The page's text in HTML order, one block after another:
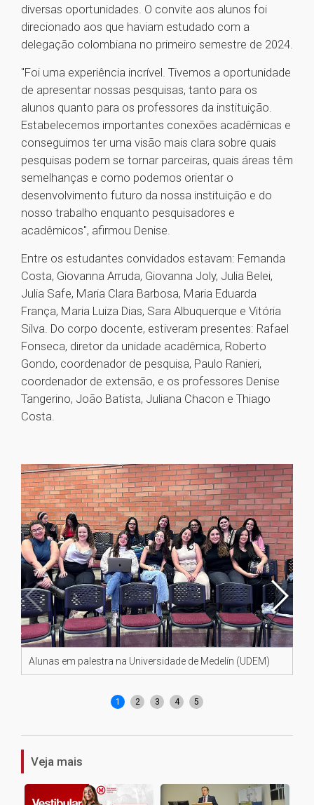
diversas oportunidades. O convite aos alunos foi
direcionado aos que haviam estudado com a
delegação colombiana no primeiro semestre de 2024.
"Foi uma experiência incrível. Tivemos a oportunidade
de apresentar nossas pesquisas, tanto para os
alunos quanto para os professores da instituição.
Estabelecemos importantes conexões acadêmicas e
conseguimos ter uma visão mais clara sobre quais
pesquisas podem se tornar parceiras, quais áreas têm
semelhanças e como podemos orientar o
desenvolvimento futuro da nossa instituição e do
nosso trabalho enquanto pesquisadores e
acadêmicos", afirmou Denise.
Entre os estudantes convidados estavam: Fernanda
Costa, Giovanna Arruda, Giovanna Joly, Julia Belei,
Julia Safe, Maria Clara Barbosa, Maria Eduarda
França, Maria Luiza Dias, Sara Albuquerque e Vitória
Silva. Do corpo docente, estiveram presentes: Rafael
Fonseca, diretor da unidade acadêmica, Roberto
Gondo, coordenador de pesquisa, Paulo Ranieri,
coordenador de extensão, e os professores Denise
Tangerino, João Batista, Juliana Chacon e Thiago
Costa.
Alunas em palestra na Universidade de Medelín (UDEM)
1 2 3 4 5
Veja mais